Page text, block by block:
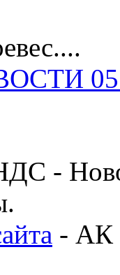
-
- АК